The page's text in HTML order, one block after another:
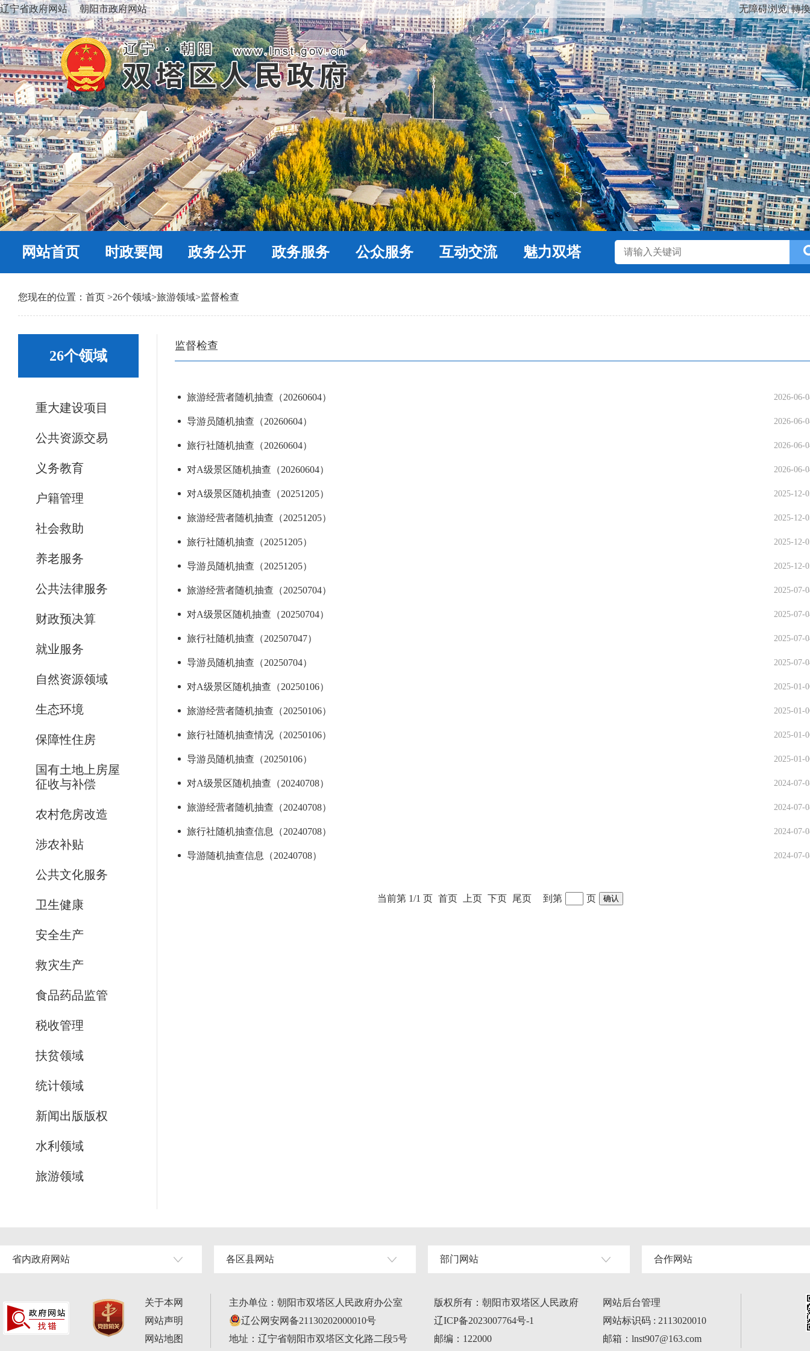
辽宁省政府网站 朝阳市政府网站 无障碍浏览|轉
网站首页 时政要闻 政务公开 政务服务 公众服务 互动交流 魅力双塔
您现在的位置： 首页 >26个领域>旅游领域>监督检查
26个领域
重大建设项目
公共资源交易
义务教育
户籍管理
社会救助
养老服务
公共法律服务
财政预决算
就业服务
自然资源领域
生态环境
保障性住房
国有土地上房屋
征收与补偿
农村危房改造
涉农补贴
公共文化服务
卫生健康
安全生产
救灾生产
食品药品监管
税收管理
扶贫领域
统计领域
新闻出版版权
水利领域
旅游领域
监督检查
旅游经营者随机抽查（20260604） 2026-06-
导游员随机抽查（20260604） 2026-06-
旅行社随机抽查（20260604） 2026-06-
对A级景区随机抽查（20260604） 2026-06-
对A级景区随机抽查（20251205） 2025-12-
旅游经营者随机抽查（20251205） 2025-12-
旅行社随机抽查（20251205） 2025-12-
导游员随机抽查（20251205） 2025-12-
旅游经营者随机抽查（20250704） 2025-07-
对A级景区随机抽查（20250704） 2025-07-
旅行社随机抽查（202507047） 2025-07-
导游员随机抽查（20250704） 2025-07-
对A级景区随机抽查（20250106） 2025-01-
旅游经营者随机抽查（20250106） 2025-01-
旅行社随机抽查情况（20250106） 2025-01-
导游员随机抽查（20250106） 2025-01-
对A级景区随机抽查（20240708） 2024-07-
旅游经营者随机抽查（20240708） 2024-07-
旅行社随机抽查信息（20240708） 2024-07-
导游随机抽查信息（20240708） 2024-07-
当前第 1/1 页 首页 上页 下页 尾页 到第 页
省内政府网站 各区县网站 部门网站 合作网站
关于本网
网站声明
网站地图
主办单位：朝阳市双塔区人民政府办公室
辽公网安网备21130202000010号
地址：辽宁省朝阳市双塔区文化路二段5号
版权所有：朝阳市双塔区人民政府
辽ICP备2023007764号-1
邮编：122000
网站后台管理
网站标识码 : 2113020010
邮箱：lnst907@163.com